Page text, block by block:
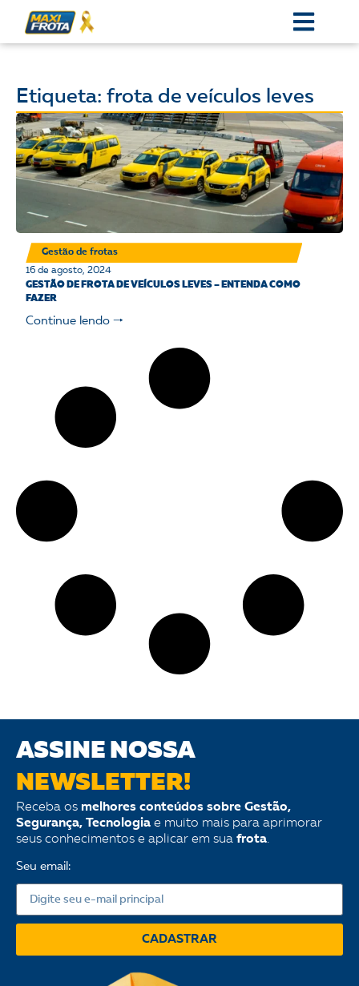
Etiqueta: frota de veículos leves
Gestão de frotas
16 de agosto, 2024
GESTÃO DE FROTA DE VEÍCULOS LEVES – ENTENDA COMO
FAZER
Continue lendo 🠒
ASSINE NOSSA
NEWSLETTER!
Receba os melhores conteúdos sobre Gestão,
Segurança, Tecnologia e muito mais para aprimorar
seus conhecimentos e aplicar em sua frota.
Seu email:
CADASTRAR